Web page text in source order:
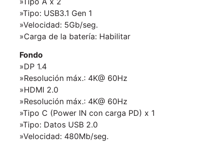
»Tipo: USB3.1 Gen 1
»Velocidad: 5Gb/seg.
»Carga de la batería: Habilitar
Fondo
»DP 1.4
»Resolución máx.: 4K@ 60Hz
»HDMI 2.0
»Resolución máx.: 4K@ 60Hz
»Tipo C (Power IN con carga PD) x 1
»Tipo: Datos USB 2.0
»Velocidad: 480Mb/seg.